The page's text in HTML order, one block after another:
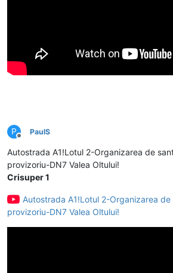
P
Deconectat
PaulS
Autostrada A1!Lotul 2-Organizarea de
provizoriu-DN7 Valea Oltului!
Crisuper 1
Autostrada A1!Lotul 2-Organizarea
provizoriu-DN7 Valea Oltului!